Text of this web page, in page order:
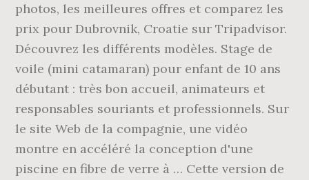
photos, les meilleures offres et comparez les
prix pour Dubrovnik, Croatie sur Tripadvisor.
Découvrez les différents modèles. Stage de
voile (mini catamaran) pour enfant de 10 ans
débutant : très bon accueil, animateurs et
responsables souriants et professionnels. Sur
le site Web de la compagnie, une vidéo
montre en accéléré la conception d'une
piscine en fibre de verre à … Cette version de